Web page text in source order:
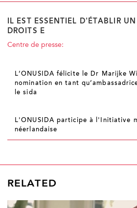
IL EST ESSENTIEL D'ÉTABLIR
DROITS E
Centre de presse:
L’ONUSIDA félicite le Dr Marijke
nomination en tant
le sida
L'ONUSIDA participe à l'Initiative
néerlandaise
RELATED